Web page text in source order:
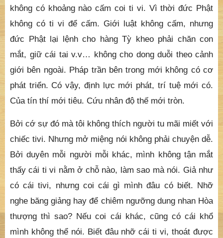
không có khoảng nào cấm coi ti vi. Vì thời đức Phật
không có ti vi để cấm. Giới luật không cấm, nhưng
đức Phật lại lệnh cho hàng Tỳ kheo phải chăn con
mắt, giữ cái tai v.v… không cho dong duỗi theo cảnh
giới bên ngoài. Pháp trần bên trong mới không có cơ
phát triển. Có vậy, định lực mới phát, trí tuệ mới có.
Của tín thí mới tiêu. Cứu nhân độ thế mới tròn.
Bởi cớ sự đó mà tôi không thích người tu mãi miết với
chiếc tivi. Nhưng mở miệng nói không phải chuyện dễ.
Bởi duyên mỗi người mỗi khác, mình không tận mắt
thấy cái ti vi nằm ở chỗ nào, làm sao mà nói. Giả như
có cái tivi, nhưng coi cái gì mình đâu có biết. Nhỡ
nghe băng giảng hay để chiêm ngưỡng dung nhan Hòa
thượng thì sao? Nếu coi cái khác, cũng có cái khổ
mình không thể nói. Biết đâu nhỡ cái ti vi, thoát được